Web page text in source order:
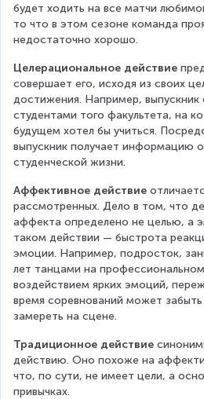
будет ходить на все матчи
то что в этом сезоне команда
недостаточно хорошо.
Целерациональное действие
совершает его, исходя из своих
достижения. Например,
студентами того факультета, на
будущем хотел бы учиться.
выпускник получает информацию
студенческой жизни.
Аффективное действие
рассмотренных. Дело в том, что
аффекта определено не целью, а
таком действии — быстрота
эмоции. Например, подросток,
лет танцами на
воздействием ярких эмоций,
время соревнований может
замереть на сцене.
Традиционное действие
действию. Оно похоже на
что, по сути, не имеет цели, а
привычках.